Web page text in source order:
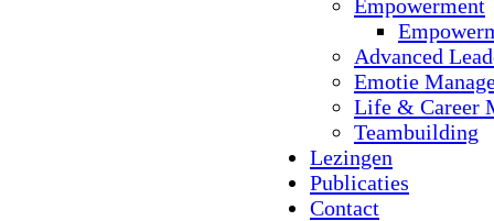
Empowerment
Advanced
Emotie
Life & Career
Teambuilding
Lezingen
Publicaties
Contact